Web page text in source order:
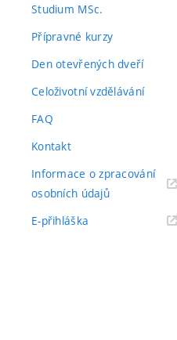
Studium MSc.
Přípravné kurzy
Den otevřených dveří
Celoživotní vzdělávání
FAQ
Kontakt
Informace o zpracování
osobních údajů(externí
E-přihláška